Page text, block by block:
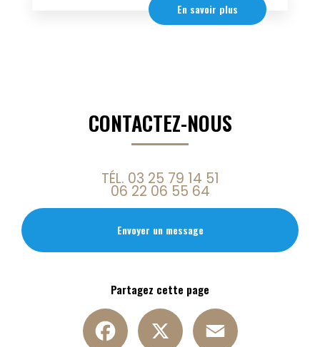
En savoir plus
CONTACTEZ-NOUS
TÉL. 03 25 79 14 51
06 22 06 55 64
Envoyer un message
Partagez cette page
Facebook